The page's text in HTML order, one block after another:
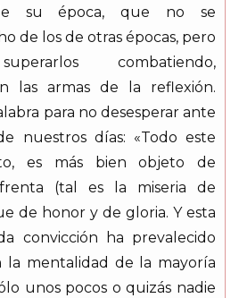
su época, que no se
de los de otras épocas, pero
combatiendo,
las armas de la reflexión.
para no desesperar ante
nuestros días: «Todo este
es más bien objeto de
(tal es la miseria de
de honor y de gloria. Y esta
convicción ha prevalecido
mentalidad de la mayoría
unos pocos o quizás nadie